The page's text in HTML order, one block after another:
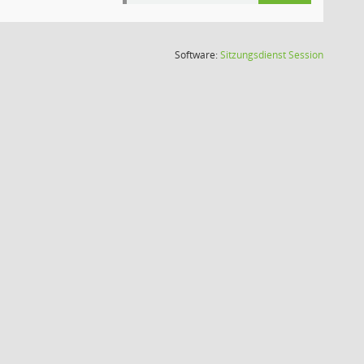
Software:SitzungsdienstSession(Wird in